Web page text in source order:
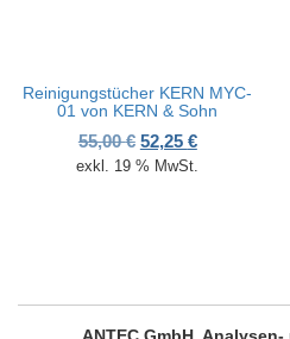
Reinigungstücher KERN MYC-
01 von KERN & Sohn
55,00€ Ursprünglicher
52,25 €Aktueller
exkl. 19 % MwSt.